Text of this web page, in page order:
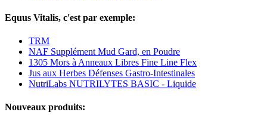
Equus Vitalis, c'est par exemple:
TRM
NAF Supplément Mud Gard, en Poudre
1305 Mors à Anneaux Libres Fine Line Flex
Jus aux Herbes Défenses Gastro-Intestinales
NutriLabs NUTRILYTES BASIC - Liquide
Nouveaux produits: